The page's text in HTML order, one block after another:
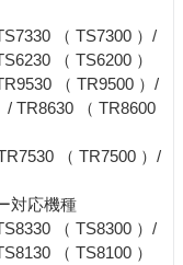
（ TS7300 ）/
（ TS6200 ）
（ TR9500 ）/
/ TR8630 （ TR8600
（ TR7500 ）/
対応機種
（ TS8300 ）/
（ TS8100 ）